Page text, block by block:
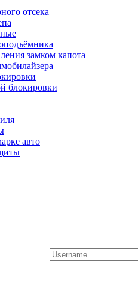
отсека
замком капота
блокировки
авто